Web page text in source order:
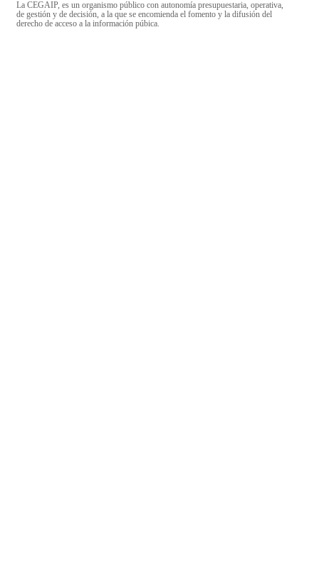
La CEGAIP, es un organismo público con autonomía presupuestaria, operativa,
de gestión y de decisión, a la que se encomienda el fomento y la difusión del
derecho de acceso a la información púbica.